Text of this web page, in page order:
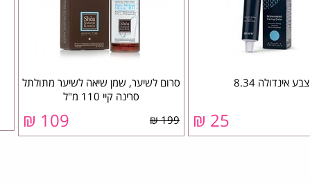
צבע אינדולה 8.34
25 ₪
סרום לשיער, שמן שיאה לשיער מתולתל
סרינה קיי 110 מ"ל
199 ₪
109 ₪